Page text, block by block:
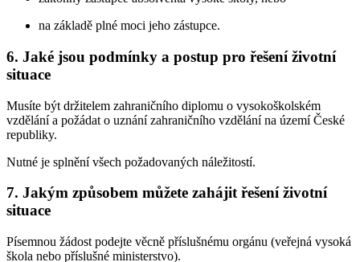
na základě plné moci jeho zástupce.
6. Jaké jsou podmínky a postup pro řešení životní
situace
Musíte být držitelem zahraničního diplomu o vysokoškolském
vzdělání a požádat o uznání zahraničního vzdělání na území České
republiky.
Nutné je splnění všech požadovaných náležitostí.
7. Jakým způsobem můžete zahájit řešení životní
situace
Písemnou žádost podejte věcně příslušnému orgánu (veřejná vysoká
škola nebo příslušné ministerstvo).